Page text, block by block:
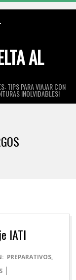
AL
TIPS PARA VIAJAR CON
INOLVIDABLES!
IATI
PREPARATIVOS,